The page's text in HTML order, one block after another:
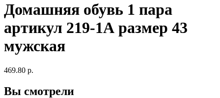
Домашняя обувь 1 пара
артикул 219-1А размер 43
мужская
469.80 р.
Вы смотрели